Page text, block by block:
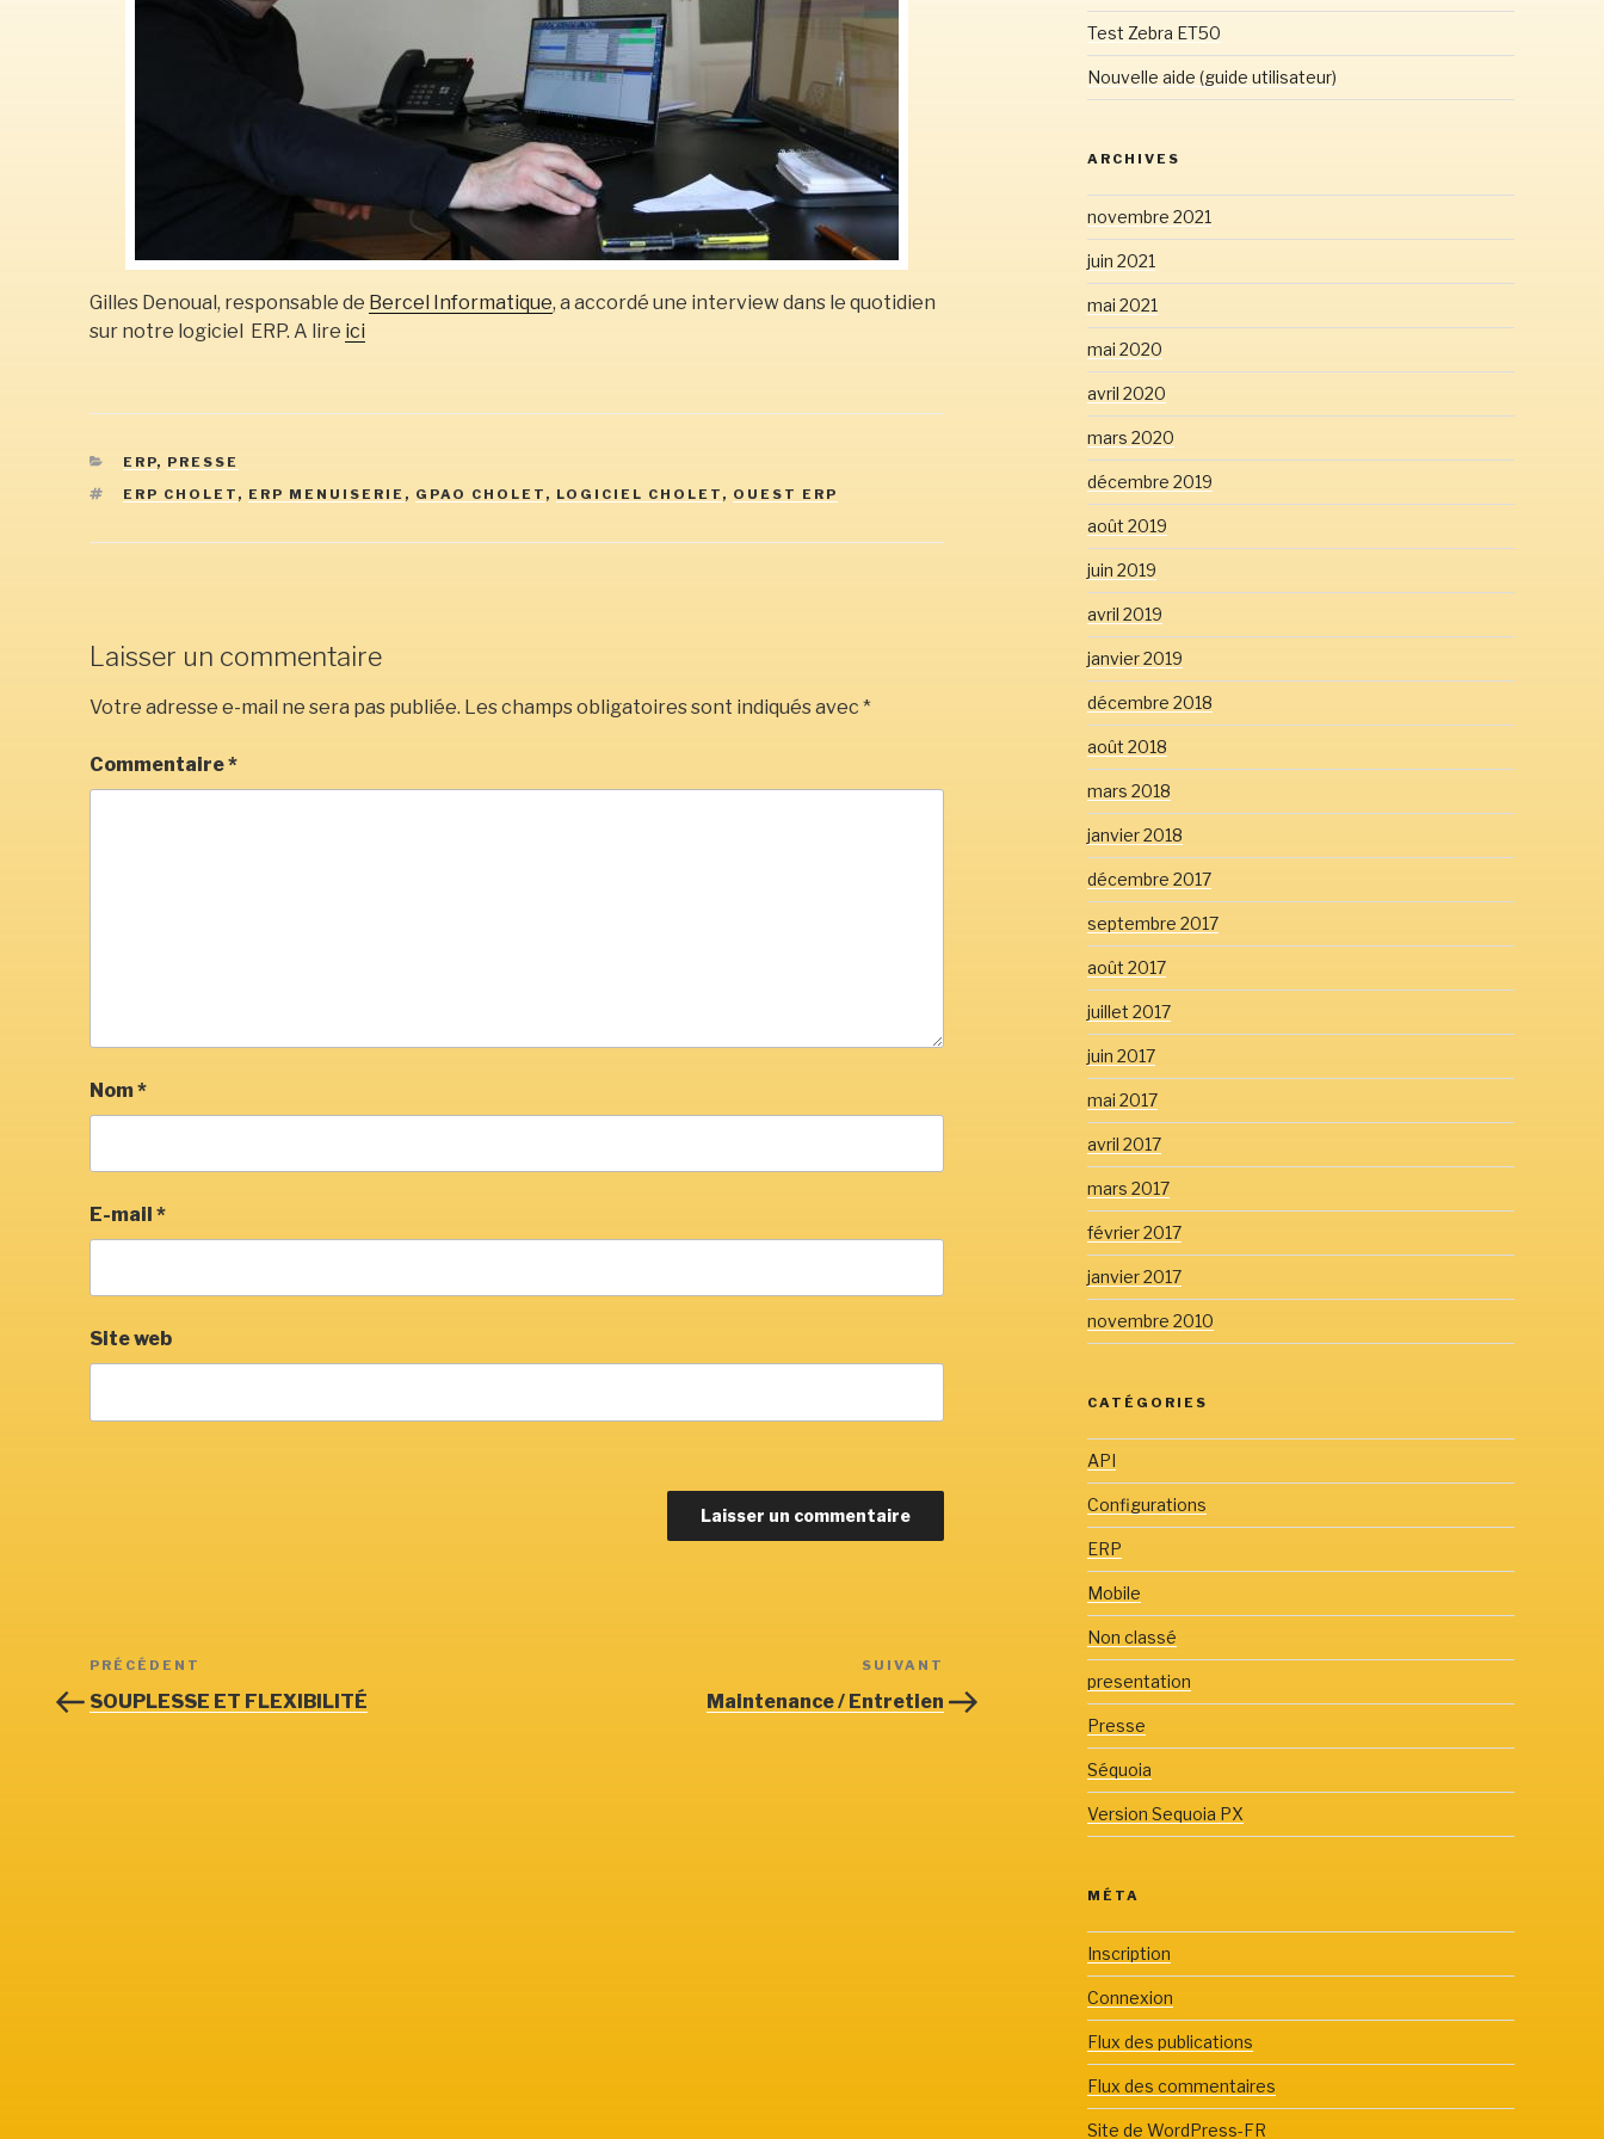
Gilles Denoual, responsable de Bercel Informatique, a accordé une interview dans le quotidien
sur notre logiciel ERP. A lire ici
CATÉGORIES
ERP, PRESSE
ÉTIQUETTES
ERP CHOLET , ERP MENUISERIE , GPAO CHOLET , LOGICIEL CHOLET , OUEST ERP
Laisser un commentaire
Votre adresse e-mail ne sera pas publiée. Les champs obligatoires sont indiqués avec*
Commentaire*
Nom*
E-mail*
Site web
Navigation
de
Article
précédent
PRÉCÉDENT
SOUPLESSE ET FLEXIBILITÉ
suivant
SUIVANT
Maintenance / Entretien
Test Zebra ET50
Nouvelle aide (guide utilisateur)
ARCHIVES
novembre 2021
juin 2021
mai 2021
mai 2020
avril 2020
mars 2020
décembre 2019
août 2019
juin 2019
avril 2019
janvier 2019
décembre 2018
août 2018
mars 2018
janvier 2018
décembre 2017
septembre 2017
août 2017
juillet 2017
juin 2017
mai 2017
avril 2017
mars 2017
février 2017
janvier 2017
novembre 2010
CATÉGORIES
API
Configurations
ERP
Mobile
Non classé
presentation
Presse
Séquoia
Version Sequoia PX
MÉTA
Inscription
Connexion
Flux des publications
Flux des commentaires
Site de WordPress-FR